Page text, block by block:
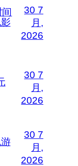
30 7
月,
2026
30 7
月,
2026
30 7
月,
2026